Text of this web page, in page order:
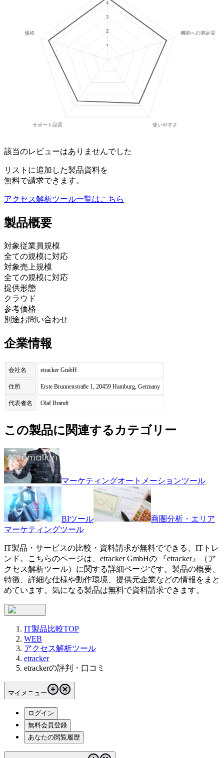
該当のレビューはありませんでした
リストに追加した製品資料を
無料で請求できます。
アクセス解析ツール一覧はこちら
製品概要
対象従業員規模
全ての規模に対応
対象売上規模
全ての規模に対応
提供形態
クラウド
参考価格
別途お問い合わせ
企業情報
会社名 etracker GmbH
住所 Erste Brunnenstraße 1, 20459 Hamburg, Germany
代表者名 Olaf Brandt
この製品に関連するカテゴリー
マーケティングオートメーションツール
BIツール
商圏分析・エリア
マーケティングツール
IT製品・サービスの比較・資料請求が無料でできる、ITトレ
ンド。こちらのページは、 etracker GmbHの 『etracker』（ア
クセス解析ツール）に関する詳細ページです。製品の概要、
特徴、詳細な仕様や動作環境、提供元企業などの情報をまと
めています。気になる製品は無料で資料請求できます。
IT製品比較TOP
WEB
アクセス解析ツール
etracker
etrackerの評判・口コミ
マイメニュー
ログイン
無料会員登録
あなたの閲覧履歴